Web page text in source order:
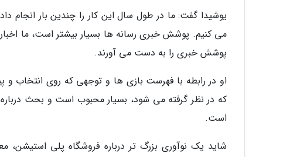
یوشیدا گفت: ما در طول سال این کار را چندین بار
می کنیم. پوشش خبری رسانه ها بسیار بیشتر است، ما
پوشش خبری را به دست می آورند.
او در رابطه با فهرست بازی ها و توجهی که روی انتخاب
که در نظر گرفته می شود، بسیار محبوب است و بحث درباره
است.
شاید یک نوآوری بزرگ تر درباره فروشگاه پلی